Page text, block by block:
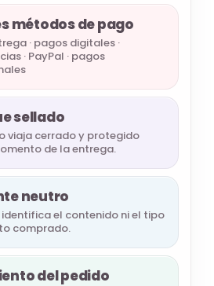
métodos de pago
· pagos digitales ·
· PayPal · pagos
sellado
viaja cerrado y protegido
de la entrega.
neutro
identifica el contenido ni el tipo
comprado.
del pedido